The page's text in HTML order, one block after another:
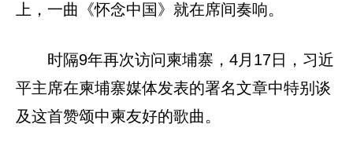
上，一曲《怀念中国》就在席间奏响。
时隔9年再次访问柬埔寨，4月17日，习近
平主席在柬埔寨媒体发表的署名文章中特别谈
及这首赞颂中柬友好的歌曲。